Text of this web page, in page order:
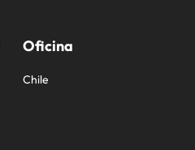
Oficina
Chile